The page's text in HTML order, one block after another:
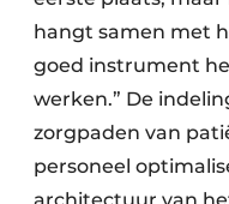
hangt samen met
goed instrument
werken.” De
zorgpaden van
personeel